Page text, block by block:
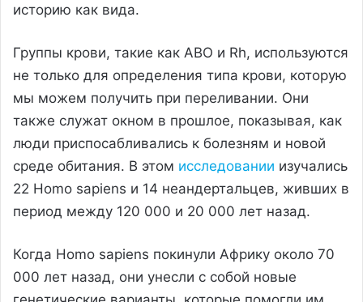
историю как вида.
Группы крови, такие как ABO и Rh, используются
не только для определения типа крови, которую
мы можем получить при переливании. Они
также служат окном в прошлое, показывая, как
люди приспосабливались к болезням и новой
среде обитания. В этом исследовании изучались
22 Homo sapiens и 14 неандертальцев, живших в
период между 120 000 и 20 000 лет назад.
Когда Homo sapiens покинули Африку около 70
000 лет назад, они унесли с собой новые